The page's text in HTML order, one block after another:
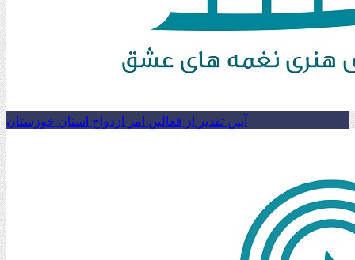
آیین تقدیر از فعالین امر ازدواج استان خوزستان